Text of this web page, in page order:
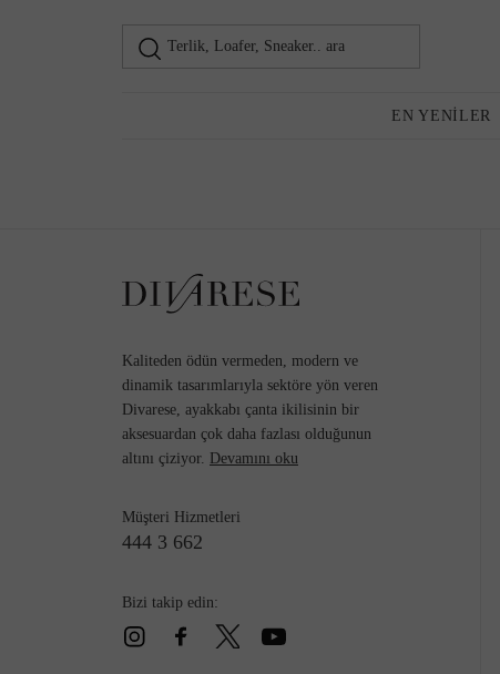
Terlik, Loafer, Sneaker.. ara
EN YENILER
Sneaker
Kaliteden ödün vermeden, modern ve
dinamik tasarımlarıyla sektöre yön veren
Divarese, ayakkabı çanta ikilisinin bir
aksesuardan çok daha fazlası olduğunun
altını çiziyor. Devamını oku
Müşteri Hizmetleri
444 3 662
Bizi takip edin: